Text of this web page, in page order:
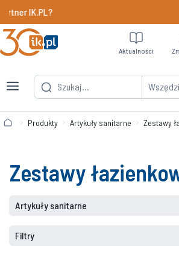
IK.PL?
Aktualności
Produkty Artykuły sanitarne Zestawy
Zestawy
Artykuły sanitarne
Filtry